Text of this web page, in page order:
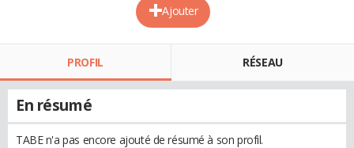
Ajouter
PROFIL RÉSEAU
En résumé
TABE n'a pas encore ajouté de résumé à son profil.